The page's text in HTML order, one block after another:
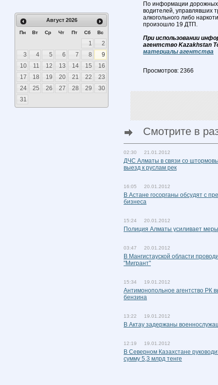
Август 2026
Пн Вт Ср Чт Пт Сб Вс
1
2
3
4 5 6 7 8
9
10
11 12 13 14 15
16
17
18 19 20 21 22
23
24
25 26 27 28 29
30
31
По информации дорожных
водителей, управлявших
алкогольного либо
произошло 19 ДТП.
При использовании
агентство Kazakhstan
материалы агентства
Просмотров: 2366
Смотрите в
02:30 21.01.2012
ДЧС Алматы в связи со
выезд к руслам рек
16:05 20.01.2012
В Астане госорганы обсудят с
бизнеса
15:24 20.01.2012
Полиция Алматы усиливает
03:47 20.01.2012
В Мангистауской области
"Мигрант"
15:34 19.01.2012
Антимонопольное агентство РК
бензина
13:22 19.01.2012
В Актау задержаны
12:19 19.01.2012
В Северном Казахстане
сумму 5,3 млрд тенге